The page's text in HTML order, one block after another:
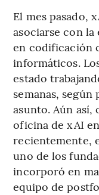
El mes pasado,
asociarse con
en codificación
informáticos.
estado
semanas,
asunto. Aún así,
oficina de xAI
recientemente,
uno de los
incorporó en
equipo de